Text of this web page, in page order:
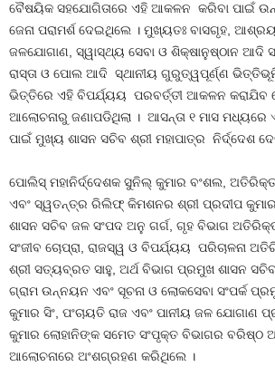
ବୈଷୟିକ ସହଯୋଗିତାରେ ଏହି ଆକଳନ କରିବା ପାଇଁ
ଜେନା ପରାମର୍ଶ ଦେଇଥିଲେ । ମୁଖ୍ୟତଃ ବାସଗୃହ,
ଜଳଯୋଗାଣ, ସ୍ୱାସ୍ଥ୍ୟ ସେବା ଓ ଶିକ୍ଷାନୁଷ୍ଠାନ ଆଦି
ରାସ୍ତା ଓ ପୋଲ ଆଦି ସ୍ଥାନୀୟ ଗୁରୁତ୍ୱପୂର୍ଣ୍ଣ
ଭିତ୍ତିରେ ଏହି ବିପର୍ଯ୍ୟୟ ପରବର୍ତ୍ତୀ ଆକଳନ କରାଯିବ
ଆଲୋଚନାରୁ ଜଣାପଡିଥିଲା । ଆସନ୍ତା ୧ ମାସ ମଧ୍ୟରେ
ପାଇଁ ମୁଖ୍ୟ ଶାସନ ସଚିବ ଶ୍ରୀ ମହାପାତ୍ର ନିର୍ଦ୍ଦେଶ
ପୋଲିସ୍ ମହାନିର୍ଦ୍ଦେଶକ ସୁନିଲ୍ କୁମାର ବଂଶଲ,
ଏବଂ ସ୍ୱତନ୍ତ୍ର ରିଲିଫ୍ କିମଶନର ଶ୍ରୀ ପ୍ରଦୀପ
ଶାସନ ସଚିବ ଜଳ ସଂପଦ ଅନୁ ଗର୍ଗ, ଗୃହ ବିଭାଗ
ସଂଜୀବ ଚୋପ୍ରା, ରାଜସ୍ୱ ଓ ବିପର୍ଯ୍ୟୟ ପରିଚାଳନା
ଶ୍ରୀ ସତ୍ୟବ୍ରତ ସାହୁ, ଅର୍ଥ ବିଭାଗ ପ୍ରମୁଖ ଶାସନ
ଗ୍ରାମ ଉନ୍ନୟନ ଏବଂ ସୂଚନା ଓ ଲୋକସେବା ସଂପର୍କ
କୁମାର ସିଂ, ପଂଚାୟତି ରାଜ ଏବଂ ପାନୀୟ ଜଳ ଯୋଗାଣ
କୁମାର ଲୋହାନିଙ୍କ ସମେତ ସଂପୃକ୍ତ ବିଭାଗର ବରିଷ୍ଠ
ଆଲୋଚନାରେ ଅଂଶଗ୍ରହଣ କରିଥିଲେ ।